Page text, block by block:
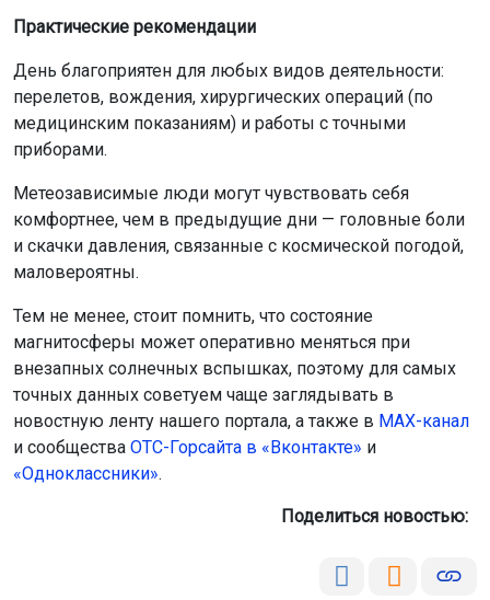
Практические рекомендации
День благоприятен для любых видов деятельности:
перелетов, вождения, хирургических операций (по
медицинским показаниям) и работы с точными
приборами.
Метеозависимые люди могут чувствовать себя
комфортнее, чем в предыдущие дни — головные боли
и скачки давления, связанные с космической погодой,
маловероятны.
Тем не менее, стоит помнить, что состояние
магнитосферы может оперативно меняться при
внезапных солнечных вспышках, поэтому для самых
точных данных советуем чаще заглядывать в
новостную ленту нашего портала, а также в МАХ-канал
и сообщества ОТС-Горсайта в «Вконтакте» и
«Одноклассники».
Поделиться новостью: